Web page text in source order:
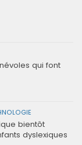
qui font
bientôt
dyslexiques